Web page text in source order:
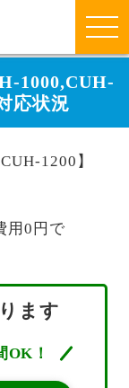
1000,CUH-
応状況
1200】
用0円で
ます
OK！